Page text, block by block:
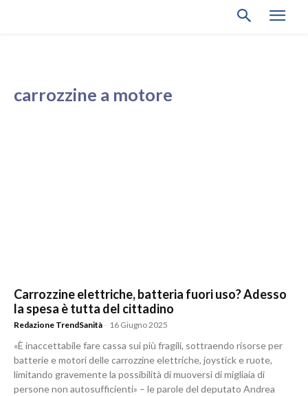
carrozzine a motore
Carrozzine elettriche, batteria fuori uso? Adesso
la spesa è tutta del cittadino
Redazione TrendSanità - 16 Giugno 2025
«È inaccettabile fare cassa sui più fragili, sottraendo risorse per
batterie e motori delle carrozzine elettriche, joystick e ruote,
limitando gravemente la possibilità di muoversi di migliaia di
persone non autosufficienti» – le parole del deputato Andrea